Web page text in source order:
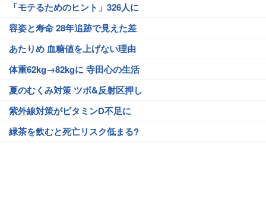
「モテるためのヒント」326人に
容姿と寿命 28年追跡で見えた差
あたりめ 血糖値を上げない理由
体重62kg→82kgに 寺田心の生活
夏のむくみ対策 ツボ&反射区押し
紫外線対策がビタミンD不足に
緑茶を飲むと死亡リスク低まる?